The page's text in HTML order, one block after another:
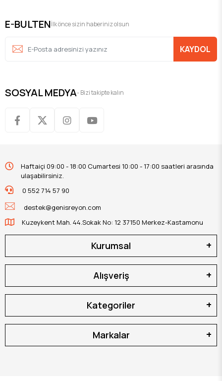
E-BULTENİlk önce sizin haberiniz olsun
KAYDOL
SOSYAL MEDYA- Bizi takipte kalın
Haftaiçi 09:00 - 18:00 Cumartesi 10:00 - 17:00 saatleri arasında
ulaşabilirsiniz.
0 552 714 57 90
destek@genisreyon.com
Kuzeykent Mah. 44.Sokak No: 12 37150 Merkez-Kastamonu
Kurumsal
Alışveriş
Kategoriler
Markalar